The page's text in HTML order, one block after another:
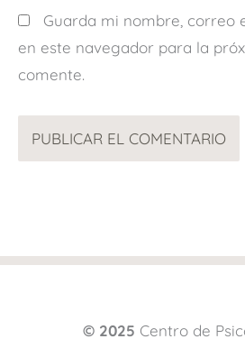
Guarda mi nombre, correo
en este navegador para la
comente.
© 2025 Centro de